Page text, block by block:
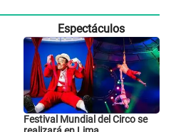
Espectáculos
Festival Mundial del Circo se